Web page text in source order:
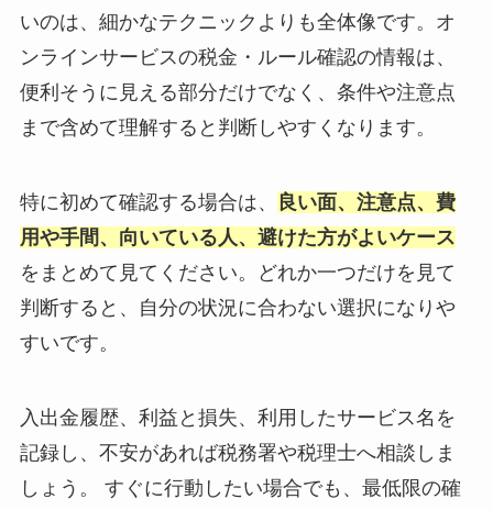
いのは、細かなテクニックよりも全体像です。オ
ンラインサービスの税金・ルール確認の情報は、
便利そうに見える部分だけでなく、条件や注意点
まで含めて理解すると判断しやすくなります。
特に初めて確認する場合は、
良い面、注意点、費
用や手間、向いている人、避けた方がよいケース
をまとめて見てください。どれか一つだけを見て
判断すると、自分の状況に合わない選択になりや
すいです。
入出金履歴、利益と損失、利用したサービス名を
記録し、不安があれば税務署や税理士へ相談しま
しょう。 すぐに行動したい場合でも、最低限の確